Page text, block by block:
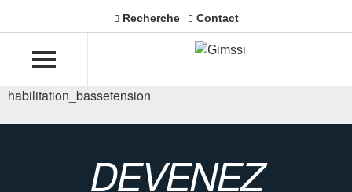
Recherche Contact
habilitation_bassetension
DEVENEZ